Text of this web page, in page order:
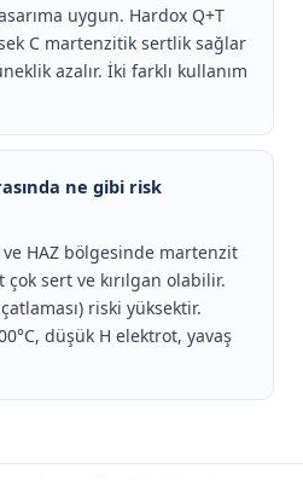
uygun. Hardox Q+T
C martenzitik sertlik sağlar
azalır. İki farklı kullanım
ne gibi risk
HAZ bölgesinde martenzit
sert ve kırılgan olabilir.
riski yüksektir.
düşük H elektrot, yavaş